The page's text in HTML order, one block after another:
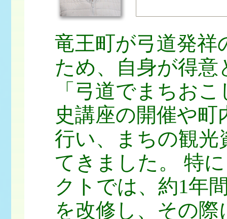
竜王町が弓道発祥
ため、自身が得
「弓道でまちお
史講座の開催や
行い、まちの観光
てきました。 特
クトでは、約1年
を改修し、その